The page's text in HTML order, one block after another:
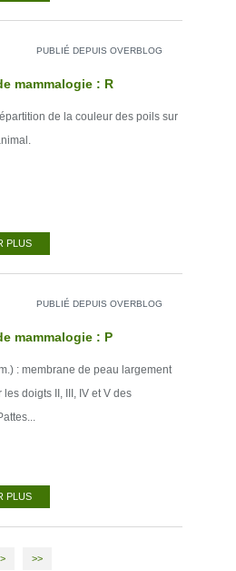
PUBLIÉ DEPUIS OVERBLOG
mammalogie : R
de la couleur des poils sur
PLUS
PUBLIÉ DEPUIS OVERBLOG
mammalogie : P
: membrane de peau largement
doigts II, III, IV et V des
PLUS
20
30
> >>